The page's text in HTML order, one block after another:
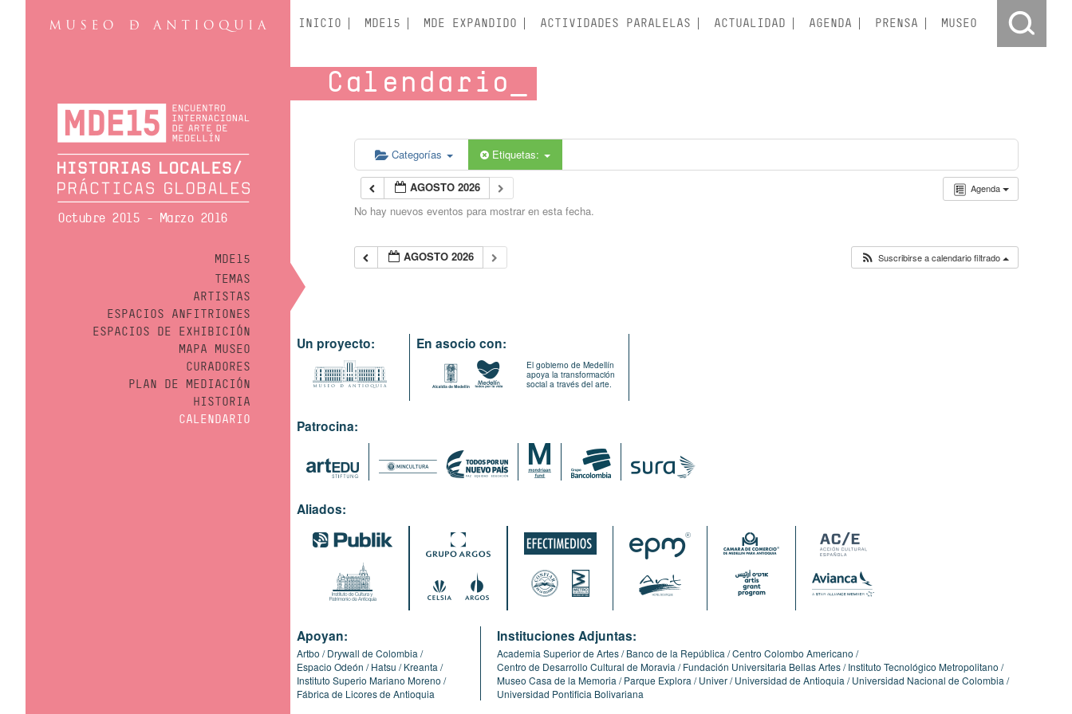
Octubre 2015 - Marzo 2016
MDE15
TEMAS
ARTISTAS
ESPACIOS ANFITRIONES
ESPACIOS DE EXHIBICIÓN
MAPA MUSEO
CURADORES
PLAN DE MEDIACIÓN
HISTORIA
CALENDARIO
INICIO MDE15 MDE EXPANDIDO ACTIVIDADES PARALELAS ACTUALIDAD AGENDA PRENSA MUSEO
Calendario
Categorías Etiquetas:
Agenda
AGOSTO 2026
No hay nuevos eventos para mostrar en esta fecha.
AGOSTO 2026 Suscribirse a calendario filtrado
Un proyecto: En asocio con:
El gobierno de Medellín
apoya la transformación
social a través del arte.
Patrocina:
Aliados:
Apoyan:
Artbo
Drywall de Colombia
Espacio Odeón
Hatsu
Kreanta
Instituto Superio Mariano Moreno
Fábrica de Licores de Antioquia
Instituciones Adjuntas:
Academia Superior de Artes Banco de la República Centro Colombo Americano
Centro de Desarrollo Cultural de Moravia
Fundación Universitaria Bellas Artes Instituto Tecnológico Metropolitano
Museo Casa de la Memoria
Parque Explora Univer Universidad de Antioquia
Universidad Nacional de Colombia
Universidad Pontificia Bolivariana